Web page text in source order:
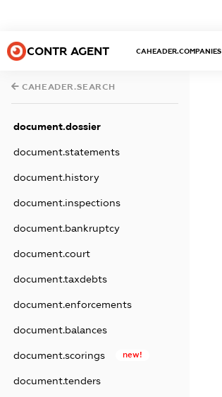
CONTR AGENT CAHEADER.COMPANIES
CAHEADER.SEARCH
document.dossier
document.statements
document.history
document.inspections
document.bankruptcy
document.court
document.taxdebts
document.enforcements
document.balances
document.scorings new!
document.tenders